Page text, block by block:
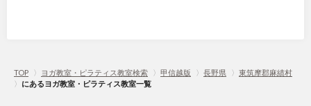
TOP 〉 ヨガ教室・ピラティス教室検索 〉 甲信越版 〉 長野県 〉 東筑摩郡麻績村
〉 にあるヨガ教室・ピラティス教室一覧